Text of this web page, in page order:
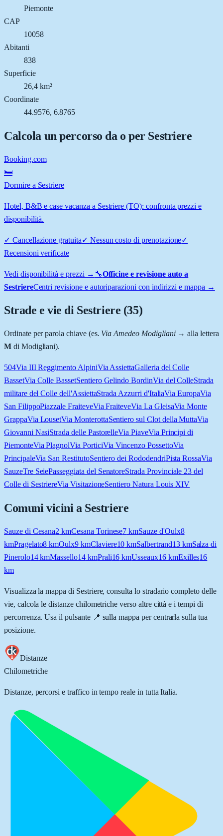
Piemonte
CAP
10058
Abitanti
838
Superficie
26,4 km²
Coordinate
44.9576, 6.8765
Calcola un percorso da o per Sestriere
Booking.com
🛏️
Dormire a Sestriere
Hotel, B&B e case vacanza a Sestriere (TO): confronta prezzi e
disponibilità.
✓ Cancellazione gratuita✓ Nessun costo di prenotazione✓
Recensioni verificate
Vedi disponibilità e prezzi → 🔧Officine e revisione auto a
SestriereCentri revisione e autoriparazioni con indirizzi e mappa →
Strade e vie di Sestriere (35)
Ordinate per parola chiave (es. Via Amedeo Modigliani→ alla lettera
Mdi Modigliani).
504Via III Reggimento AlpiniVia AssiettaGalleria del Colle
BassetVia Colle BassetSentiero Gelindo BordinVia del ColleStrada
militare del Colle dell'AssiettaStrada Azzurri d'ItaliaVia EuropaVia
San FilippoPiazzale FraiteveVia FraiteveVia La GleisaVia Monte
GrappaVia LousetVia MonterottaSentiero sul Clot della MuttaVia
Giovanni NasiStrada delle PastorelleVia PiaveVia Principi di
PiemonteVia PlagnolVia PorticiVia Vincenzo PossettoVia
PrincipaleVia San RestitutoSentiero dei RododendriPista RossaVia
SauzeTre SeiePasseggiata del SenatoreStrada Provinciale 23 del
Colle di SestriereVia VisitazioneSentiero Natura Louis XIV
Comuni vicini a Sestriere
Sauze di Cesana2 kmCesana Torinese7 kmSauze d'Oulx8
kmPragelato8 kmOulx9 kmClaviere10 kmSalbertrand13kmSalza di
Pinerolo14kmMassello14kmPrali16 kmUsseaux16kmExilles16
km
Visualizza la mappa di Sestriere, consulta lo stradario completo delle
vie, calcola le distanze chilometriche verso altre città e i tempi di
percorrenza. Usa il pulsante 📍 sulla mappa per centrarla sulla tua
posizione.
Distanze
Chilometriche
Distanze, percorsi e traffico in tempo reale in tutta Italia.